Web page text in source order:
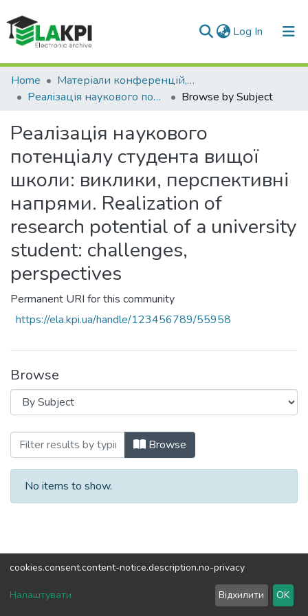
Log In (current)
Communities & Collections
All of DSpace
Home
Матеріали конференцій, семінарів і т.п.
Реалізація наукового потенціалу студента вищої школи: виклики, перспективні напрями. Realization of research potential of a university student: challenges, perspectives
Browse by Subject
Реалізація наукового
потенціалу студента вищої
школи: виклики, перспективні
напрями. Realization of
research potential of a university
student: challenges,
perspectives
Permanent URI for this community
https://ela.kpi.ua/handle/123456789/55958
Browse
Browsing Реалізація наукового
Browse
No items to show.
DSpace software copyright © 2002-2026LYRASIS
Send Feedback
cookies.consent.content-notice.description.no-privacy
Налаштувати Відхилити OK